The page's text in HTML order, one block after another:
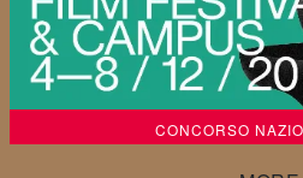
CONCORSO